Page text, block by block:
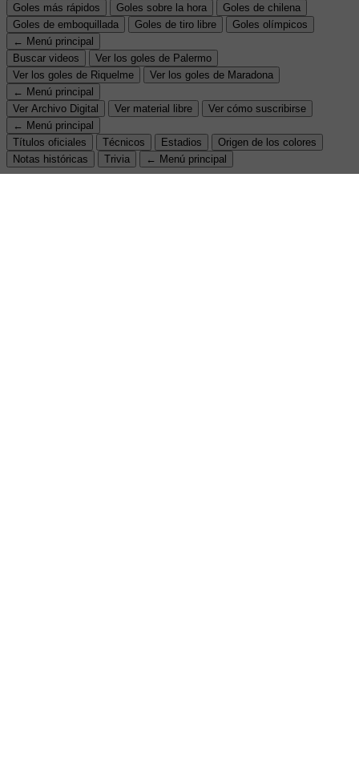
Goles más rápidos
Goles sobre la hora
Goles de chilena
Goles de emboquillada
Goles de tiro libre
Goles olímpicos
← Menú principal
Buscar videos
Ver los goles de Palermo
Ver los goles de Riquelme
Ver los goles de Maradona
← Menú principal
Ver Archivo Digital
Ver material libre
Ver cómo suscribirse
← Menú principal
Títulos oficiales
Técnicos Estadios
Origen de los colores
Notas históricas
Trivia ← Menú principal